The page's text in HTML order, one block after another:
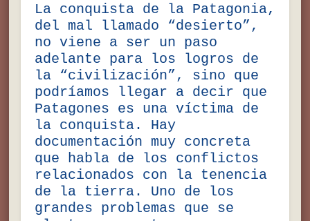
La conquista de la Patagonia,
del mal llamado “desierto”,
no viene a ser un paso
adelante para los logros de
la “civilización”, sino que
podríamos llegar a decir que
Patagones es una víctima de
la conquista. Hay
documentación muy concreta
que habla de los conflictos
relacionados con la tenencia
de la tierra. Uno de los
grandes problemas que se